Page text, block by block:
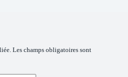
Les champs obligatoires sont